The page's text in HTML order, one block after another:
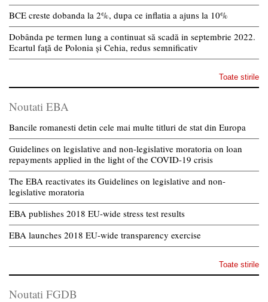
BCE creste dobanda la 2%, dupa ce inflatia a ajuns la 10%
Dobânda pe termen lung a continuat să scadă in septembrie 2022.
Ecartul față de Polonia și Cehia, redus semnificativ
Toate stirile
Noutati EBA
Bancile romanesti detin cele mai multe titluri de stat din Europa
Guidelines on legislative and non-legislative moratoria on loan
repayments applied in the light of the COVID-19 crisis
The EBA reactivates its Guidelines on legislative and non-
legislative moratoria
EBA publishes 2018 EU-wide stress test results
EBA launches 2018 EU-wide transparency exercise
Toate stirile
Noutati FGDB